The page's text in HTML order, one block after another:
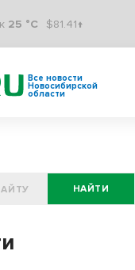
25 °C $81.41↑
Все новости
Новосибирской
области
НАЙТИ